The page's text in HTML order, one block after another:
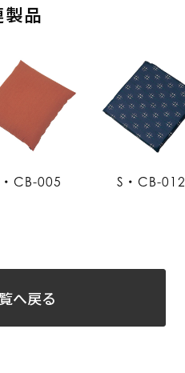
製品
CB-005 S・CB-
へ戻る